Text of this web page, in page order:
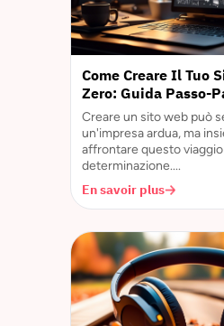
Come Creare Il Tuo
Zero: Guida Passo-
Creare un sito web può
un'impresa ardua, ma
affrontare questo
determinazione....
En savoir plus